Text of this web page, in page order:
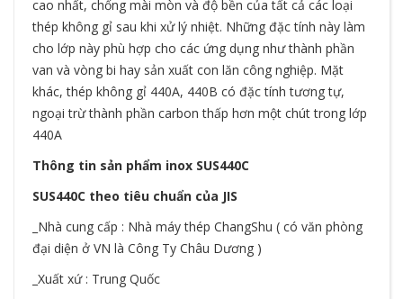
cao nhất, chống mài mòn và độ bền của tất cả các loại
thép không gỉ sau khi xử lý nhiệt. Những đặc tính này làm
cho lớp này phù hợp cho các ứng dụng như thành phần
van và vòng bi hay sản xuất con lăn công nghiệp. Mặt
khác, thép không gỉ 440A, 440B có đặc tính tương tự,
ngoại trừ thành phần carbon thấp hơn một chút trong lớp
440A
Thông tin sản phẩm inox SUS440C
SUS440C theo tiêu chuẩn của JIS
_Nhà cung cấp : Nhà máy thép ChangShu ( có văn phòng
đại diện ở VN là Công Ty Châu Dương )
_Xuất xứ : Trung Quốc